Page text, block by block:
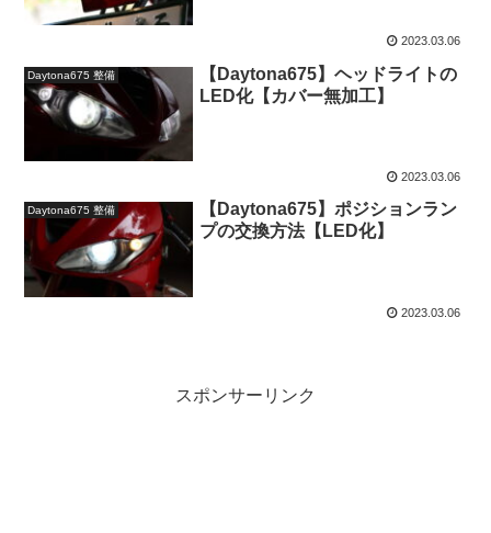
2023.03.06
Daytona675 整備
【Daytona675】ヘッドライトの
LED化【カバー無加工】
2023.03.06
Daytona675 整備
【Daytona675】ポジションラン
プの交換方法【LED化】
2023.03.06
スポンサーリンク